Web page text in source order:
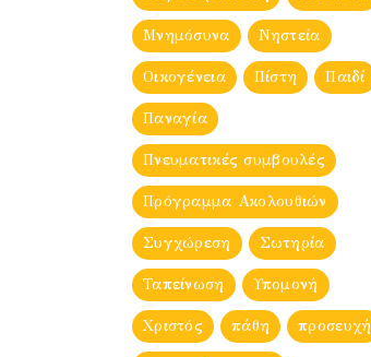
Μνημόσυνα Νηστεία
Οικογένεια Πίστη Παιδί
Παναγία
Πνευματικές συμβουλές
Πρόγραμμα Ακολουθιών
Συγχώρεση Σωτηρία
Ταπείνωση Υπομονή
Χριστός πάθη προσευχή